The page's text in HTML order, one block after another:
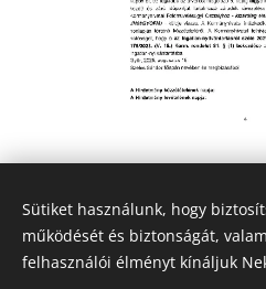
Sütiket használunk, hogy
működését és biztonságát,
felhasználói élményt kínáljuk